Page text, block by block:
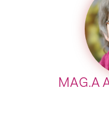
MAG.A